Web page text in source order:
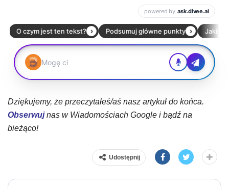
Dziękujemy, że przeczytałeś/aś nasz artykuł do końca.
Obserwujnas w Wiadomościach Google i bądź na
bieżąco!
Udostępnij